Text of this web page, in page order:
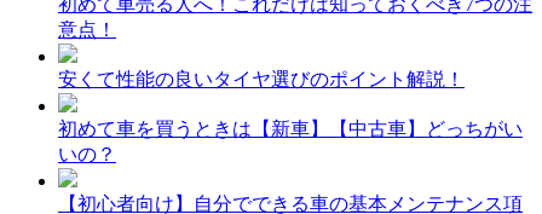
初めて車売る人へ！これだけは知っておくべき7つの注
意点！
安くて性能の良いタイヤ選びのポイント解説！
初めて車を買うときは【新車】【中古車】どっちがい
いの？
【初心者向け】自分でできる車の基本メンテナンス項